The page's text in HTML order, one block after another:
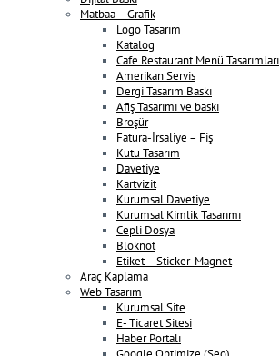
Matbaa – Grafik
Logo Tasarım
Katalog
Cafe Restaurant Menü Tasarımları
Amerikan Servis
Dergi Tasarım Baskı
Afiş Tasarımı ve baskı
Broşür
Fatura-İrsaliye – Fiş
Kutu Tasarım
Davetiye
Kartvizit
Kurumsal Davetiye
Kurumsal Kimlik Tasarımı
Cepli Dosya
Bloknot
Etiket – Sticker-Magnet
Araç Kaplama
Web Tasarım
Kurumsal Site
E- Ticaret Sitesi
Haber Portalı